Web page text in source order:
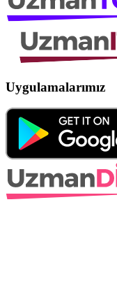
Uygulamalarımız